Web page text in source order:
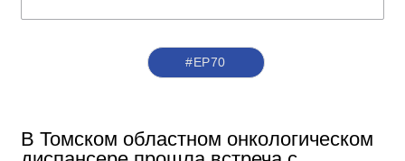
#ЕР70
В Томском областном онкологическом